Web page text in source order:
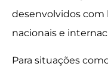
desenvolvidos com
nacionais e
Para situações